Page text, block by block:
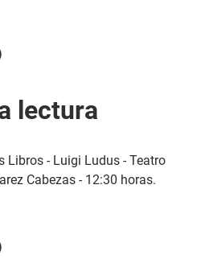
lectura
Libros - Luigi Ludus - Teatro
Cabezas - 12:30 horas.